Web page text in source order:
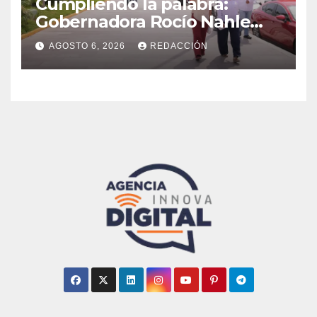
Gobernadora Rocío Nahle
impulsa la gran rehabilitación
del Centro Histórico de
Veracruz
AGOSTO 6, 2026 REDACCIÓN